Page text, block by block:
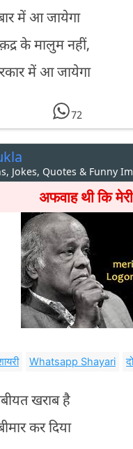
में आ जायेगा
के मालुम नहीं,
में आ जायेगा
72
Jokes, Quotes & Funny
अफवाह थी कि
Whatsapp Shayari
खराब है
कर दिया